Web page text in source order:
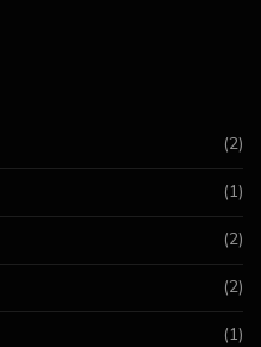
(2)
(1)
(2)
(2)
(1)